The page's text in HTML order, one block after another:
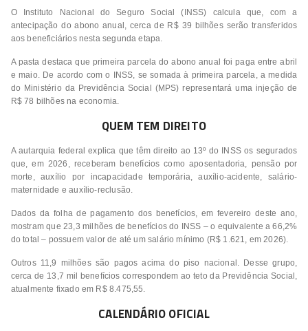
O Instituto Nacional do Seguro Social (INSS) calcula que, com a
antecipação do abono anual, cerca de R$ 39 bilhões serão transferidos
aos beneficiários nesta segunda etapa.
A pasta destaca que primeira parcela do abono anual foi paga entre abril
e maio. De acordo com o INSS, se somada à primeira parcela, a medida
do Ministério da Previdência Social (MPS) representará uma injeção de
R$ 78 bilhões na economia.
QUEM TEM DIREITO
A autarquia federal explica que têm direito ao 13º do INSS os segurados
que, em 2026, receberam benefícios como aposentadoria, pensão por
morte, auxílio por incapacidade temporária, auxílio-acidente, salário-
maternidade e auxílio-reclusão.
Dados da folha de pagamento dos benefícios, em fevereiro deste ano,
mostram que 23,3 milhões de benefícios do INSS – o equivalente a 66,2%
do total – possuem valor de até um salário mínimo (R$ 1.621, em 2026).
Outros 11,9 milhões são pagos acima do piso nacional. Desse grupo,
cerca de 13,7 mil benefícios correspondem ao teto da Previdência Social,
atualmente fixado em R$ 8.475,55.
CALENDÁRIO OFICIAL